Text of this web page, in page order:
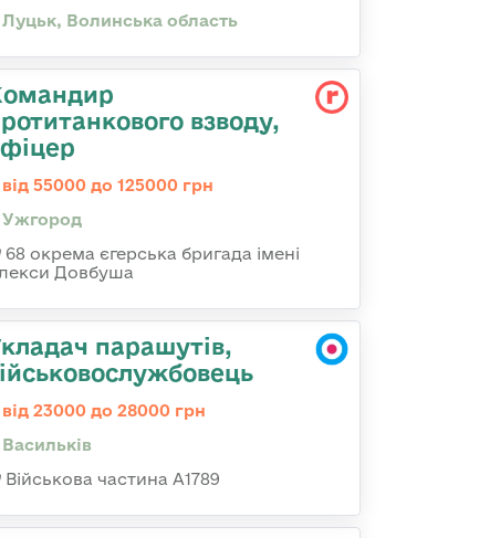
Луцьк, Волинська область
взводу,
від 55000 до 125000 грн
Ужгород
68 окрема єгерська бригада імені
Довбуша
парашутів,
від 23000 до 28000 грн
Васильків
Військова частина А1789